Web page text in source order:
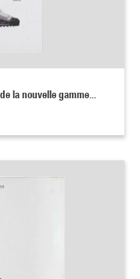
la nouvelle gamme...